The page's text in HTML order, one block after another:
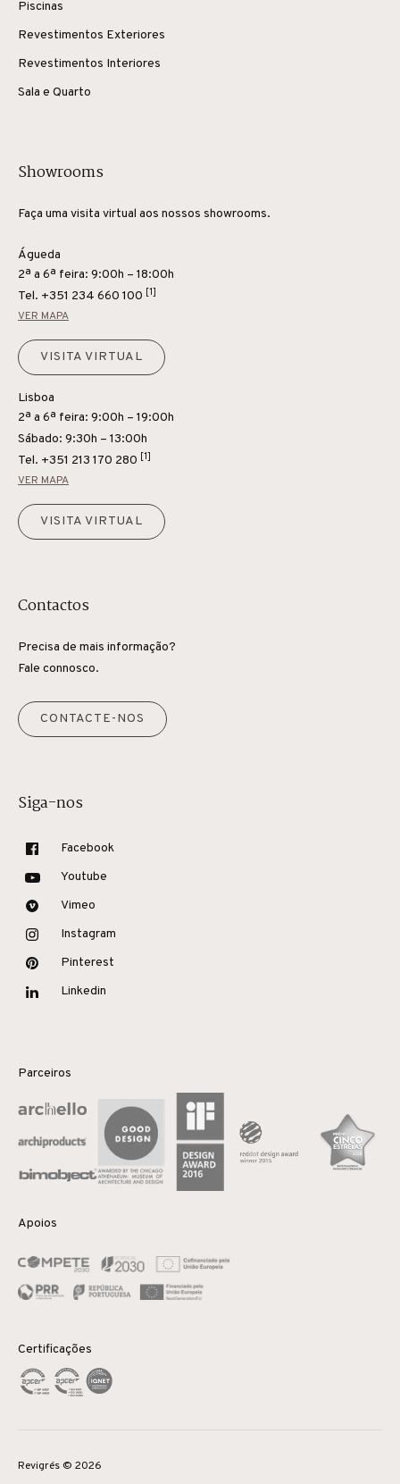
Piscinas
Revestimentos Exteriores
Revestimentos Interiores
Sala e Quarto
Showrooms
Faça uma visita virtual aos nossos showrooms.
Águeda
2ª a 6ª feira: 9:00h – 18:00h
Tel. +351 234 660 100 [1]
VER MAPA
VISITA VIRTUAL
Lisboa
2ª a 6ª feira: 9:00h – 19:00h
Sábado: 9:30h – 13:00h
Tel. +351 213 170 280 [1]
VER MAPA
VISITA VIRTUAL
Contactos
Precisa de mais informação?
Fale connosco.
CONTACTE-NOS
Siga-nos
Facebook
Youtube
Vimeo
Instagram
Pinterest
Linkedin
Parceiros
Apoios
Certificações
Revigrés © 2026